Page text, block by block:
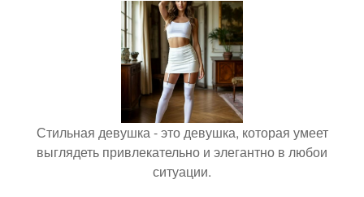
Стильная девушка - это девушка, которая умеет
выглядеть привлекательно и элегантно в любои
ситуации.